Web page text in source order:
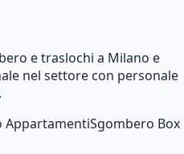
e traslochi a Milano e
nel settore con personale
AppartamentiSgombero Box